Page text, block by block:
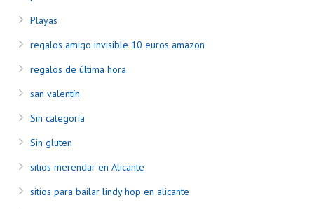
Playas
regalos amigo invisible 10 euros amazon
regalos de última hora
san valentín
Sin categoría
Sin gluten
sitios merendar en Alicante
sitios para bailar lindy hop en alicante